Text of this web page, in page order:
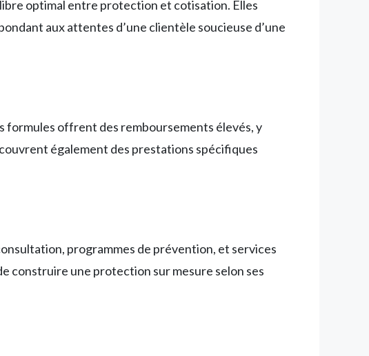
optimal entre protection et cotisation. Elles
aux attentes d’une clientèle soucieuse d’une
formules offrent des remboursements élevés, y
également des prestations spécifiques
programmes de prévention, et services
construire une protection sur mesure selon ses